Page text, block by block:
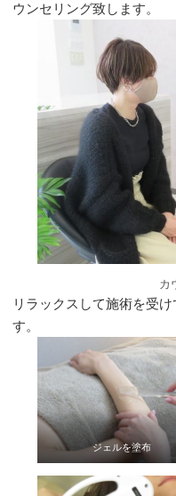
ウンセリング致します。
カ
リラックスして施術を受
す。
ジェルを塗布